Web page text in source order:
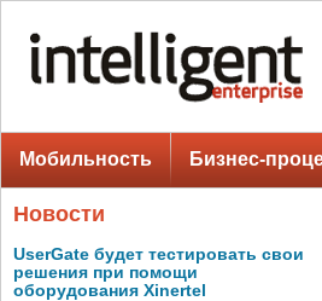
Мобильность Бизнес-
Новости
UserGate будет тестировать свои
решения при помощи
оборудования Xinertel